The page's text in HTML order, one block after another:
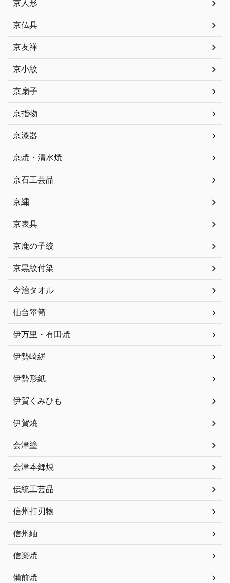
京人形
京仏具
京友禅
京小紋
京扇子
京指物
京漆器
京焼・清水焼
京石工芸品
京繍
京表具
京鹿の子絞
京黒紋付染
今治タオル
仙台箪笥
伊万里・有田焼
伊勢崎絣
伊勢形紙
伊賀くみひも
伊賀焼
会津塗
会津本郷焼
伝統工芸品
信州打刃物
信州紬
信楽焼
備前焼